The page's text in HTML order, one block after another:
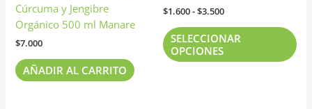
Cúrcuma y Jengibre
Orgánico 500 ml Manare
$7.000
AÑADIR AL CARRITO
$1.600-$3.500
SELECCIONAR
OPCIONES
de